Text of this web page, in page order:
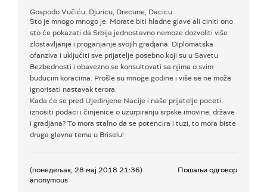
Gospodo Vučiću, Djuricu, Drecune, Dacicu
Sto je mnogo mnogo je. Morate biti hladne glave ali ciniti ono
sto će pokazati da Srbija jednostavno nemoze dozvoliti više
zlostavljanje i proganjanje svojih gradjana. Diplomatska
ofanziva i uključiti sve prijatelje posebno koji su u Savetu
Bezbednosti i obavezno se konsultovati sa njima o svim
buducim koracima. Prošle su mnoge godine i više se ne može
ignorisati nastavak terora.
Kada će se pred Ujedinjene Nacije i naše prijatelje poceti
iznositi podaci i činjenice o uzurpiranju srpske imovine, države
i gradjana? To mora stalno da se potencira i tuzi, to mora biste
druga glavna tema u Briselu!
(понедељак, 28.мај.2018 21:36)
anonymous
Пошаљи одговор